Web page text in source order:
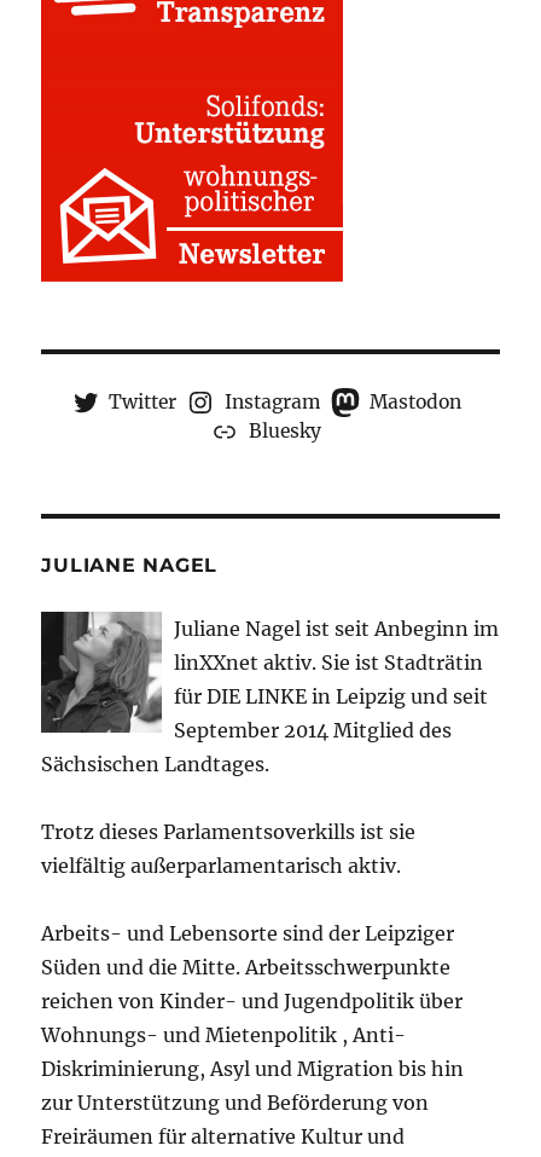
Twitter Instagram
Mastodon
Bluesky
JULIANE NAGEL
Juliane Nagel ist seitAnbeginn im
linXXnet aktiv. Sie ist Stadträtin
für DIE LINKE in Leipzig und seit
September 2014 Mitglied des
Sächsischen Landtages.
Trotz dieses Parlamentsoverkills ist sie
vielfältig außerparlamentarisch aktiv.
Arbeits- und Lebensorte sind der Leipziger
Süden und die Mitte. Arbeitsschwerpunkte
reichen von Kinder- und Jugendpolitik über
Wohnungs- und Mietenpolitik , Anti-
Diskriminierung, Asyl und Migration bis hin
zur Unterstützung und Beförderung von
Freiräumen für alternative Kultur und